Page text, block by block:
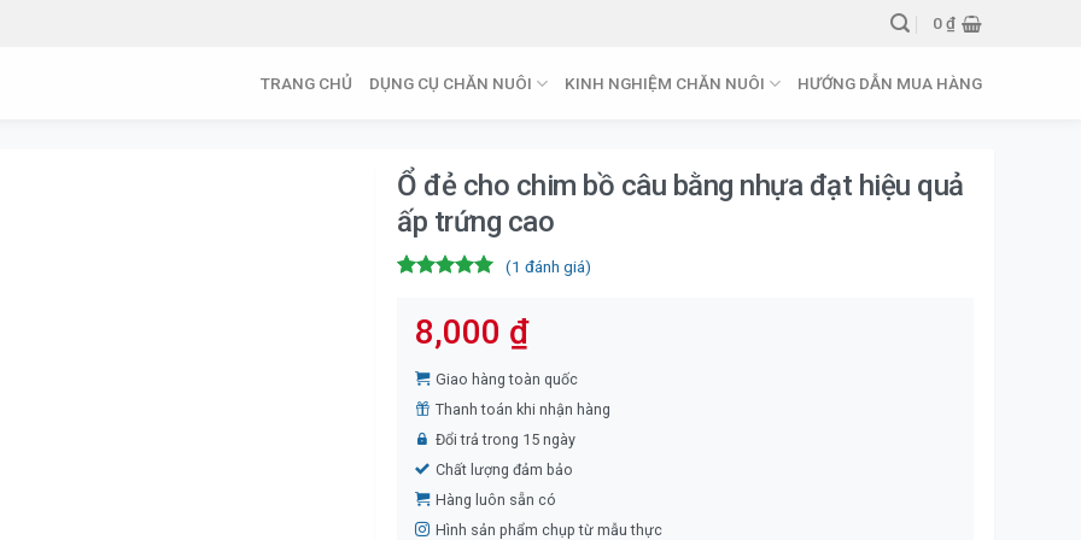
0₫
TRANG CHỦ DỤNG CỤ CHĂN NUÔI KINH NGHIỆM CHĂN NUÔI HƯỚNG DẪN MUA HÀNG
Ổ đẻ cho chim bồ câu bằng nhựa đạt hiệu quả
ấp trứng cao
đánh giá
(1 đánh giá)
8,000 ₫
Giao hàng toàn quốc
Thanh toán khi nhận hàng
Đổi trả trong 15 ngày
Chất lượng đảm bảo
Hàng luôn sẵn có
Hình sản phẩm chụp từ mẫu thực